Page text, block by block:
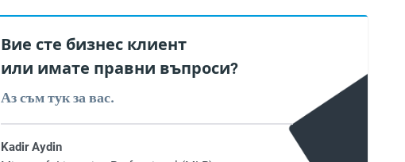
Вие сте бизнес клиент
или имате правни въпроси?
Аз съм тук за вас.
Kadir Aydin